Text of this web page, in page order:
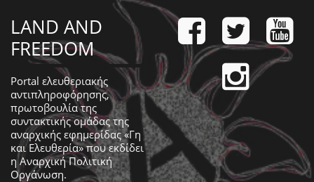
LAND AND
FREEDOM
Portal ελευθεριακής
αντιπληροφόρησης,
πρωτοβουλία της
συντακτικής ομάδας της
αναρχικής εφημερίδας «Γη
και Ελευθερία» που εκδίδει
ηΑναρχική Πολιτική
Οργάνωση.